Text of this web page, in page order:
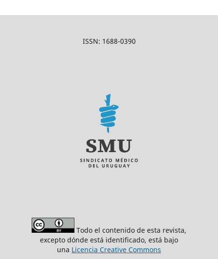
ISSN: 1688-0390
Todo el contenido de esta revista,
excepto dónde está identificado, está bajo
una Licencia Creative Commons